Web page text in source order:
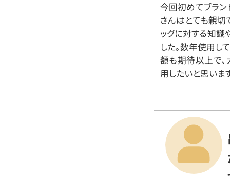
今回初めてブラン
さんはとても親切
ッグに対する知識
した。数年使用し
額も期待以上で、
用したいと思いま